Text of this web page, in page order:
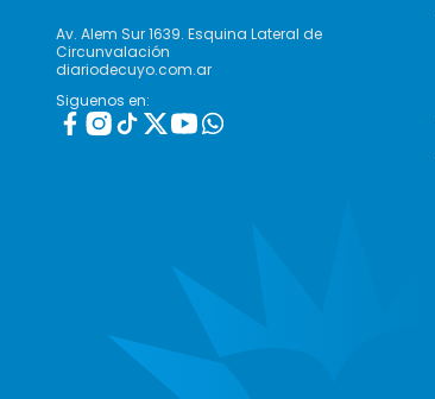
Av. Alem Sur 1639. Esquina Lateral de
Circunvalación
diariodecuyo.com.ar
Siguenos en: